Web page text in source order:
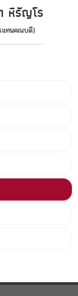
หิรัญโร
แทนคณบดี)